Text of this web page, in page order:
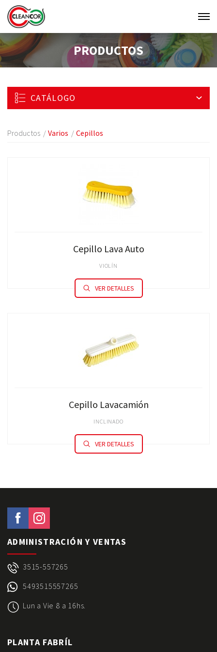
Clean
Cor
PRODUCTOS
CATÁLOGO
Productos Varios Cepillos
Cepillo Lava Auto
VIOLÍN
VER DETALLES
Cepillo Lavacamión
INCLINADO
VER DETALLES
ADMINISTRACIÓN Y VENTAS
3515-557265
5493515557265
Lun a Vie 8 a 16hs.
PLANTA FABRÍL